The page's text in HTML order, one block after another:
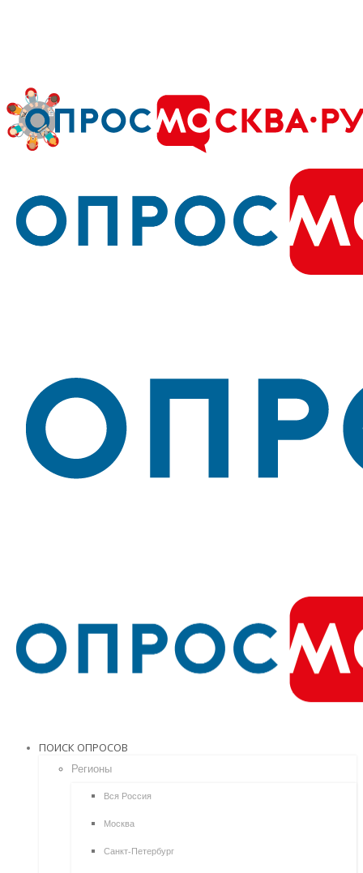
ПОИСК ОПРОСОВ
Регионы
Вся Россия
Москва
Санкт-Петербург